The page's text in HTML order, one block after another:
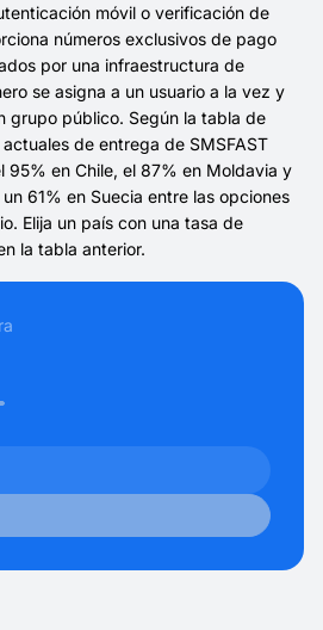
móvil o verificación de
números exclusivos de pago
por una infraestructura de
se asigna a un usuario a la vez y
grupo público. Según la tabla de
de entrega de SMSFAST
95% en Chile, el 87% en Moldavia y
61% en Suecia entre las opciones
Elija un país con una tasa de
la tabla anterior.